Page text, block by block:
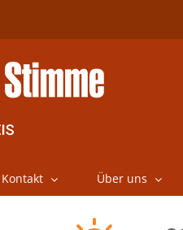
Kontakt Über uns